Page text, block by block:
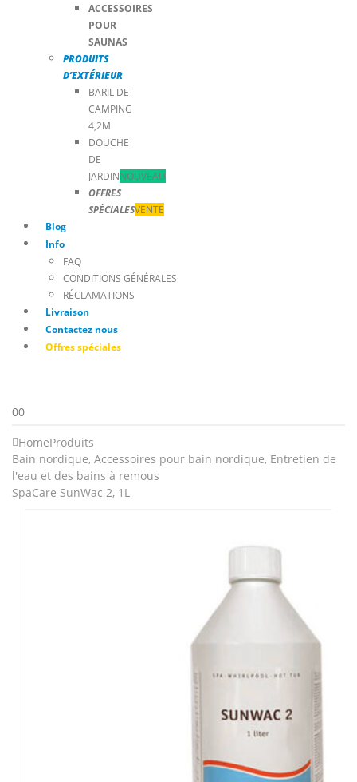
ACCESSOIRES
POUR
SAUNAS
PRODUITS
D’EXTÉRIEUR
BARIL DE
CAMPING
4,2M
DOUCHE
DE
JARDINNOUVEAU
OFFRES
SPÉCIALESVENTE
Blog
Info
FAQ
CONDITIONS GÉNÉRALES
RÉCLAMATIONS
Livraison
Contactez nous
Offres spéciales
00
HomeProduits
Bain nordique, Accessoires pour bain nordique, Entretien de
l'eau et des bains à remous
SpaCare SunWac 2, 1L